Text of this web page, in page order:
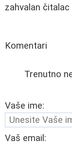
zahvalan čitalac
Komentari
Trenutno
Vaše ime:
Vaš email: